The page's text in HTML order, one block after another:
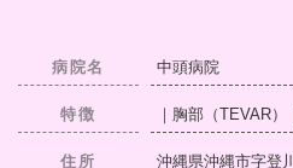
病院名 中頭病院
特徴 ｜胸部（TEVAR）
住所 沖縄県沖縄市字登